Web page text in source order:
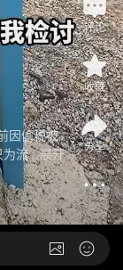
因偷税被
为流...展开
评论
收藏
分享